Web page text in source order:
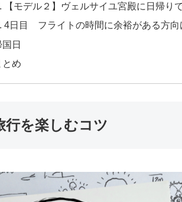
【モデル２】ヴェルサイユ宮殿に日帰り
4日目 フライトの時間に余裕がある方向
国日
とめ
行を楽しむコツ